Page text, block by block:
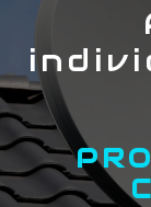
PRO ELEC DANIEL